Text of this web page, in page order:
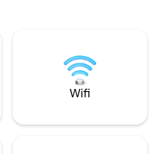
trail tillgänglig,
ultimata
av ett överklass
Wifi